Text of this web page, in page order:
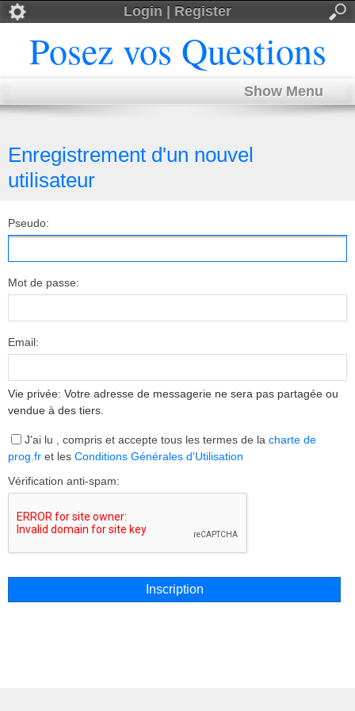
Login | Register
Posez vos Questions
Show Menu
Enregistrement d'un nouvel
utilisateur
Pseudo:
Mot de passe:
Email:
Vie privée: Votre adresse de messagerie ne sera pas partagée ou
vendue à des tiers.
J'ai lu , compris et accepte tous les termes de la charte de
prog.fr et les Conditions Générales d'Utilisation
Vérification anti-spam: